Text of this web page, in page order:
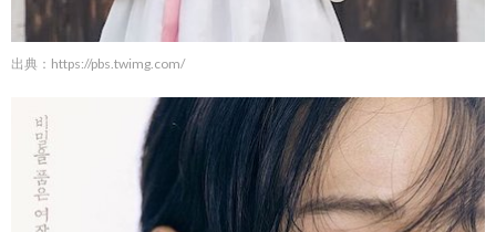
出典： https://pbs.twimg.com/